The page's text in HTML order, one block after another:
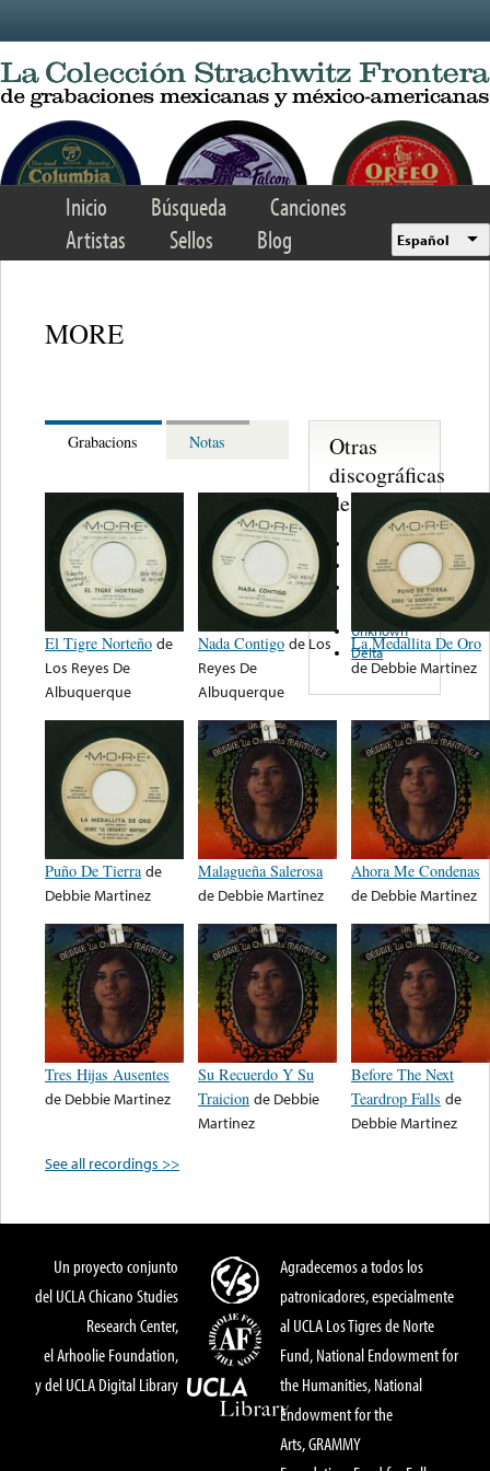
Inicio Búsqueda
Canciones
Artistas
Sellos Blog Español
MORE
Grabacions Notas
El Tigre Norteño de
Los Reyes De
Albuquerque
Nada Contigo de Los
Reyes De
Albuquerque
La Medallita De Oro
deDebbie Martinez
Puño De Tierra de
Debbie Martinez
Malagueña Salerosa
de Debbie Martinez
Ahora Me Condenas
de Debbie Martinez
Tres Hijas Ausentes
de Debbie Martinez
Su Recuerdo Y Su
Traicion de Debbie
Martinez
Before The Next
Teardrop Falls de
Debbie Martinez
See all recordings >>
Otras
discográficas
de nota ...
Texacal
Globe
Lobo
Records
Unknown
Delta
Un proyecto conjunto
del UCLA Chicano Studies
Research Center,
el Arhoolie Foundation,
y del UCLA Digital Library
Agradecemos a todos los
patronicadores, especialmente
al UCLA Los Tigres de Norte
Fund, National Endowment for
the Humanities, National
Endowment for the
Arts, GRAMMY